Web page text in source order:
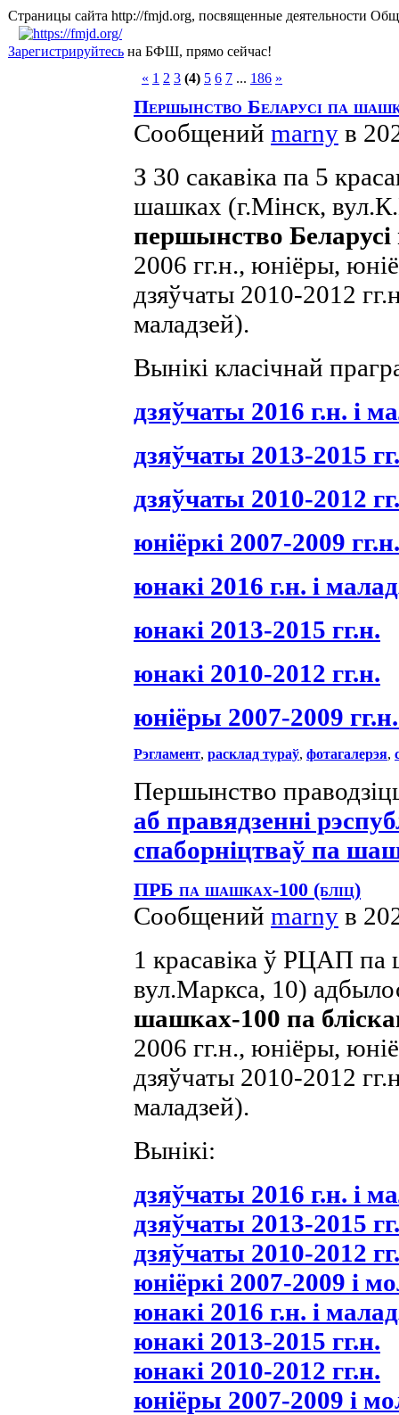
Страницы сайта http://fmjd.org, посвященные
Зарегистрируйтесь на БФШ, прямо сейчас!
« 1 2 3 (4) 5 6 7 ... 186 »
Першынство Беларусі па
Сообщений marny в
З 30 сакавіка па 5
шашках (г.Мінск,
першынство
2006 гг.н., юніёры,
дзяўчаты 2010-2012
маладзей).
Вынікі класічнай
дзяўчаты 2016 г.н. і
дзяўчаты 2013-2015
дзяўчаты 2010-2012
юніёркі 2007-2009
юнакі 2016 г.н. і
юнакі 2013-2015 гг.н.
юнакі 2010-2012 гг.н.
юніёры 2007-2009
Рэгламент, расклад тураў, фотагалерэя,
Першынство
аб правядзенні
спаборніцтваў па
ПРБ па шашках-100 (бліц)
Сообщений marny в
1 красавіка ў РЦАП па
вул.Маркса, 10)
шашках-100 па
2006 гг.н., юніёры,
дзяўчаты 2010-2012
маладзей).
Вынікі:
дзяўчаты 2016 г.н. і
дзяўчаты 2013-2015
дзяўчаты 2010-2012
юніёркі 2007-2009 і
юнакі 2016 г.н. і
юнакі 2013-2015 гг.н.
юнакі 2010-2012 гг.н.
юніёры 2007-2009 і